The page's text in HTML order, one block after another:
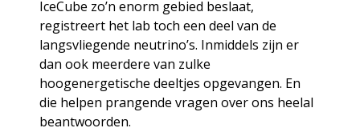
IceCube zo’n enorm gebied beslaat,
registreert het lab toch een deel van de
langsvliegende neutrino’s. Inmiddels zijn er
dan ook meerdere van zulke
hoogenergetische deeltjes opgevangen. En
die helpen prangende vragen over ons heelal
beantwoorden.